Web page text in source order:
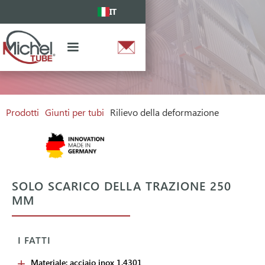
IT
Prodotti Giunti per tubi Rilievo della deformazione
SOLO SCARICO DELLA TRAZIONE 250
MM
I FATTI
Materiale: acciaio inox 1.4301